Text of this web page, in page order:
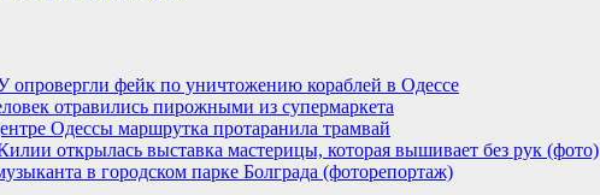
фейк по уничтожению кораблей в Одессе
отравились пирожными из супермаркета
Одессы маршрутка протаранила трамвай
открылась выставка мастерицы, которая вышивает без рук (фото)
в городском парке Болграда (фоторепортаж)